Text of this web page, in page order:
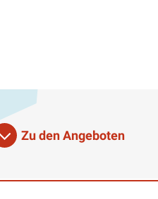
Zu den Angeboten